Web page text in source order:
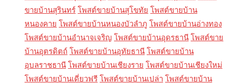
ขายบ้านสุรินทร์ โพสต์ขายบ้านสุโขทัย โพสต์ขายบ้าน
หนองคาย โพสต์ขายบ้านหนองบัวลำภู โพสต์ขายบ้านอ่างทอง
โพสต์ขายบ้านอำนาจเจริญ โพสต์ขายบ้านอุดรธานี โพสต์ขาย
บ้านอุตรดิตถ์ โพสต์ขายบ้านอุทัยธานี โพสต์ขายบ้าน
อุบลราชธานี โพสต์ขายบ้านเชียงราย โพสต์ขายบ้านเชียงใหม่
โพสต์ขายบ้านเดี่ยวฟรี โพสต์ขายบ้านเปล่า โพสต์ขายบ้าน